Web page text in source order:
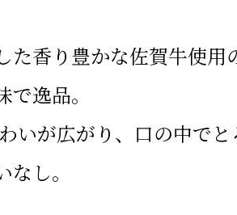
た香り豊かな佐賀牛使用
逸品。
いが広がり、口の中で
し。